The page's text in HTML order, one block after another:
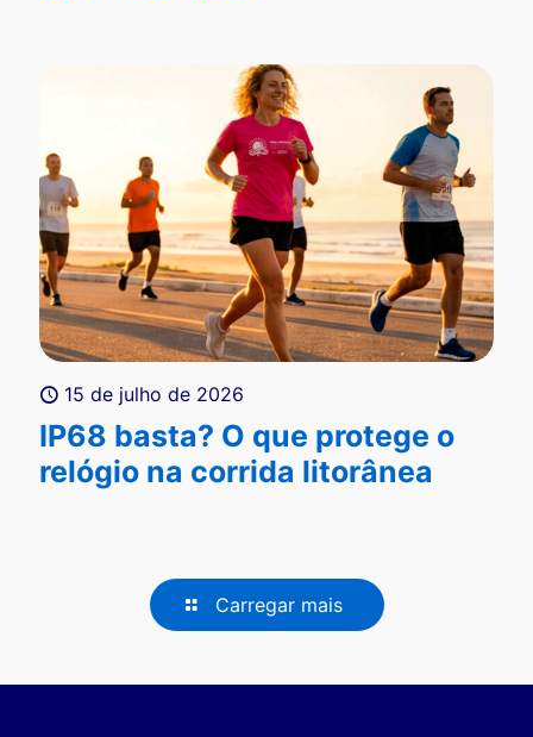
15 de julho de 2026
IP68 basta? O que protege o
relógio na corrida litorânea
Carregar mais